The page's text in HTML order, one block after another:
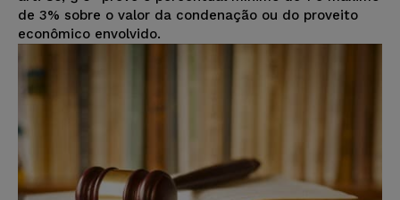
de 3% sobre o valor da condenação ou do proveito
econômico envolvido.